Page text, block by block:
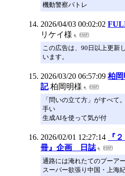
機動警察パトレ
2026/04/03 00:02:02
リケイ様
この広告は、90日以上更新
います。
2026/03/20 06:57:09 柏岡
記 柏岡明様
「問いの立て方」がすべて
手い
生成AIを使って気が付
2026/02/01 12:27:14
『
冊』企画 日誌
通路には淹れたてのプーア
スーパー欲張り中国・上海